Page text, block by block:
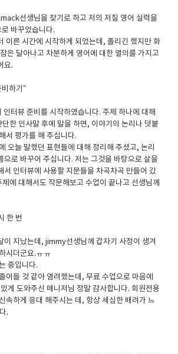
선생님을 찾기로 하고 저의 저질 영어 실력을
바꾸었습니다.
이른 시간에 시작하게 되었는데, 졸리긴 했지만 화
은 달아나고 차분하게 영어에 대한 열의를 가지고
요.
하기”
터뷰 준비를 시작하였습니다. 주제 하나에 대해
한 인사말 후에 말을 하면, 이야기의 논리나 덧붙
서 평가를 해 주십니다.
오늘 말했던 표현들에 대해 정리해 주셨고, 논리
으로 바꾸어 주십니다. 저는 그것을 바탕으로 살을
서 인터뷰에 사용할 지문들을 차곡차곡 만들어 갔
에 대해서도 작문해보고 수업이 끝나고 선생님께
한 번
이 지났는데, jimmy선생님께 갑자기 사정이 생겨
시더군요.ㅠㅠ
중입니다.
어들 것 같아 염려했는데, 무료 수업으로 마음에
게 도와주신 매니저님 정말 감사합니다. 회원전용
속하게 응대 해주시는 데, 항상 세심한 배려가 느
.